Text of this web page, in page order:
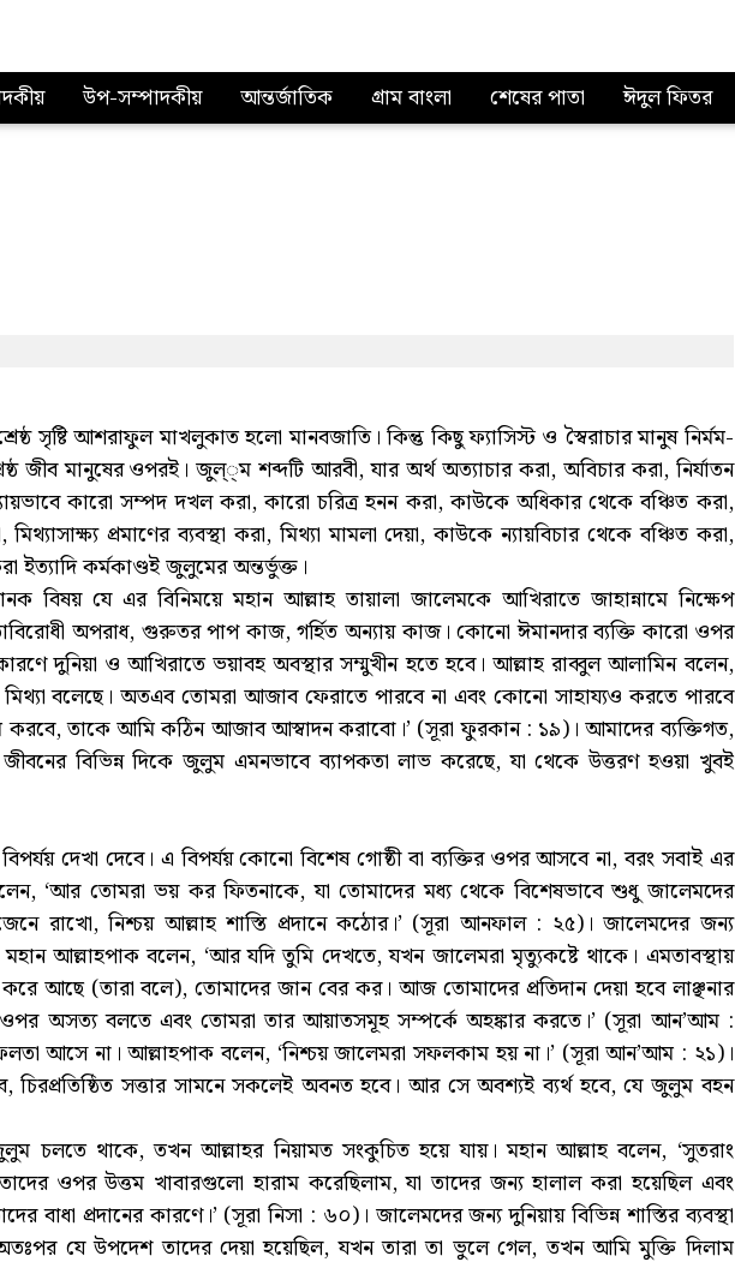
উপ-সম্পাদকীয় আন্তর্জাতিক গ্রাম বাংলা শেষের পাতা ঈদুল ফিতর
সৃষ্টি আশরাফুল মাখলুকাত হলো মানবজাতি। কিন্তু কিছু ফ্যাসিস্ট ও স্বৈরাচার মানুষ নির্মম-
জীব মানুষের ওপরই। জুল্্ম শব্দটি আরবী, যার অর্থ অত্যাচার করা, অবিচার করা, নির্যাতন
কারো সম্পদ দখল করা, কারো চরিত্র হনন করা, কাউকে অধিকার থেকে বঞ্চিত করা,
প্রমাণের ব্যবস্থা করা, মিথ্যা মামলা দেয়া, কাউকে ন্যায়বিচার থেকে বঞ্চিত করা,
ইত্যাদি কর্মকাণ্ডই জুলুমের অন্তর্ভুক্ত।
বিষয় যে এর বিনিময়ে মহান আল্লাহ তায়ালা জালেমকে আখিরাতে জাহান্নামে নিক্ষেপ
অপরাধ, গুরুতর পাপ কাজ, গর্হিত অন্যায় কাজ। কোনো ঈমানদার ব্যক্তি কারো ওপর
দুনিয়া ও আখিরাতে ভয়াবহ অবস্থার সম্মুখীন হতে হবে। আল্লাহ রাব্বুল আলামিন বলেন,
বলেছে। অতএব তোমরা আজাব ফেরাতে পারবে না এবং কোনো সাহায্যও করতে পারবে
তাকে আমি কঠিন আজাব আস্বাদন করাবো।’ (সূরা ফুরকান : ১৯)। আমাদের ব্যক্তিগত,
জীবনের বিভিন্ন দিকে জুলুম এমনভাবে ব্যাপকতা লাভ করেছে, যা থেকে উত্তরণ হওয়া খুবই
দেখা দেবে। এ বিপর্যয় কোনো বিশেষ গোষ্ঠী বা ব্যক্তির ওপর আসবে না, বরং সবাই এর
‘আর তোমরা ভয় কর ফিতনাকে, যা তোমাদের মধ্য থেকে বিশেষভাবে শুধু জালেমদের
রাখো, নিশ্চয় আল্লাহ শাস্তি প্রদানে কঠোর।’ (সূরা আনফাল : ২৫)। জালেমদের জন্য
মহান আল্লাহপাক বলেন, ‘আর যদি তুমি দেখতে, যখন জালেমরা মৃত্যুকষ্টে থাকে। এমতাবস্থায়
করে আছে (তারা বলে), তোমাদের জান বের কর। আজ তোমাদের প্রতিদান দেয়া হবে লাঞ্ছনার
অসত্য বলতে এবং তোমরা তার আয়াতসমূহ সম্পর্কে অহঙ্কার করতে।’ (সূরা আন’আম :
আসে না। আল্লাহপাক বলেন, ‘নিশ্চয় জালেমরা সফলকাম হয় না।’ (সূরা আন’আম : ২১)।
চিরপ্রতিষ্ঠিত সত্তার সামনে সকলেই অবনত হবে। আর সে অবশ্যই ব্যর্থ হবে, যে জুলুম বহন
চলতে থাকে, তখন আল্লাহর নিয়ামত সংকুচিত হয়ে যায়। মহান আল্লাহ বলেন, ‘সুতরাং
ওপর উত্তম খাবারগুলো হারাম করেছিলাম, যা তাদের জন্য হালাল করা হয়েছিল এবং
বাধা প্রদানের কারণে।’ (সূরা নিসা : ৬০)। জালেমদের জন্য দুনিয়ায় বিভিন্ন শাস্তির ব্যবস্থা
যে উপদেশ তাদের দেয়া হয়েছিল, যখন তারা তা ভুলে গেল, তখন আমি মুক্তি দিলাম